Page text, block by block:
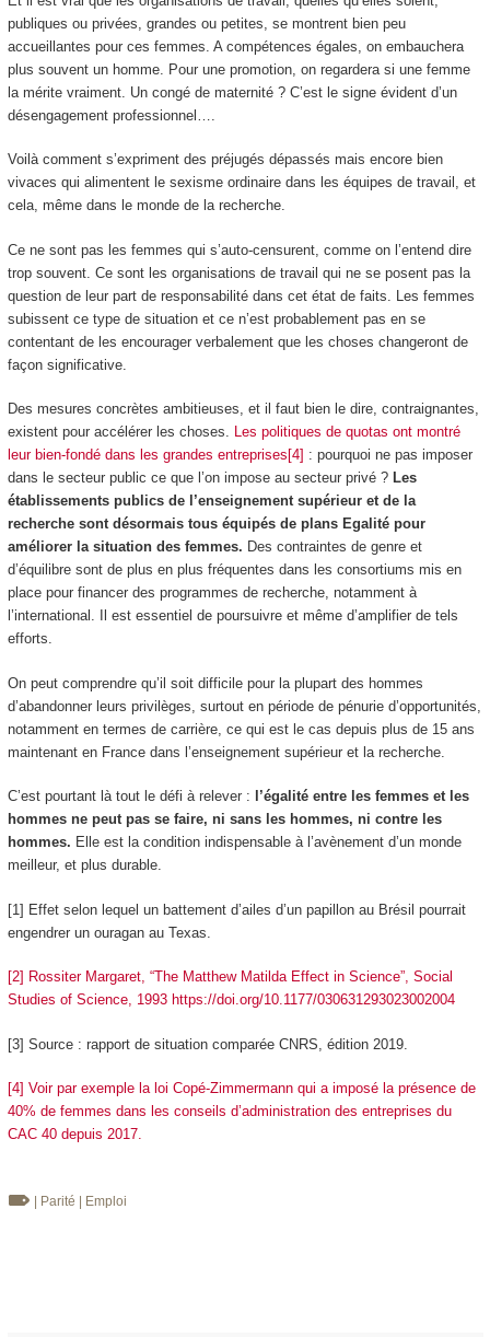
publiques ou privées, grandes ou petites, se montrent bien peu
accueillantes pour ces femmes. A compétences égales, on embauchera
plus souvent un homme. Pour une promotion, on regardera si une femme
la mérite vraiment. Un congé de maternité ? C’est le signe évident d’un
désengagement professionnel….
Voilà comment s’expriment des préjugés dépassés mais encore bien
vivaces qui alimentent le sexisme ordinaire dans les équipes de travail, et
cela, même dans le monde de la recherche.
Ce ne sont pas les femmes qui s’auto-censurent, comme on l’entend dire
trop souvent. Ce sont les organisations de travail qui ne se posent pas la
question de leur part de responsabilité dans cet état de faits. Les femmes
subissent ce type de situation et ce n’est probablement pas en se
contentant de les encourager verbalement que les choses changeront de
façon significative.
Des mesures concrètes ambitieuses, et il faut bien le dire, contraignantes,
existent pour accélérer les choses. Les politiques de quotas ont montré
leur bien-fondé dans les grandes entreprises[4] : pourquoi ne pas imposer
dans le secteur public ce que l’on impose au secteur privé ? Les
établissements publics de l’enseignement supérieur et de la
recherche sont désormais tous équipés de plans Egalité pour
améliorer la situation des femmes. Des contraintes de genre et
d’équilibre sont de plus en plus fréquentes dans les consortiums mis en
place pour financer des programmes de recherche, notamment à
l’international. Il est essentiel de poursuivre et même d’amplifier de tels
efforts.
On peut comprendre qu’il soit difficile pour la plupart des hommes
d’abandonner leurs privilèges, surtout en période de pénurie d’opportunités,
notamment en termes de carrière, ce qui est le cas depuis plus de 15 ans
maintenant en France dans l’enseignement supérieur et la recherche.
C’est pourtant là tout le défi à relever :
l’égalité entre les femmes et les
hommes ne peut pas se faire, ni sans les hommes, ni contre les
hommes. Elle est la condition indispensable à l’avènement d’un monde
meilleur, et plus durable.
[1] Effet selon lequel un battement d’ailes d’un papillon au Brésil pourrait
engendrer un ouragan au Texas.
[2] Rossiter Margaret, “The Matthew Matilda Effect in Science”, Social
Studies of Science, 1993 https://doi.org/10.1177/030631293023002004
[3] Source : rapport de situation comparée CNRS, édition 2019.
[4] Voir par exemple la loi Copé-Zimmermann qui a imposé la présence de
40% de femmes dans les conseils d’administration des entreprises du
CAC 40 depuis 2017.
| Parité | Emploi